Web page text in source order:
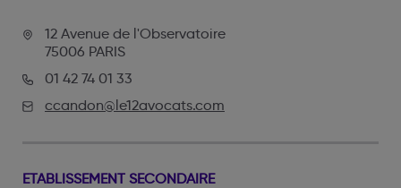
12 Avenue de l'Observatoire
75006 PARIS
01 42 74 01 33
ccandon@le12avocats.com
ETABLISSEMENT SECONDAIRE